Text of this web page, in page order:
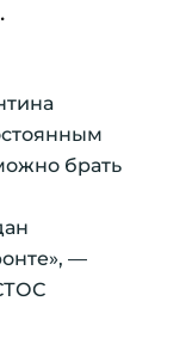
брать
—